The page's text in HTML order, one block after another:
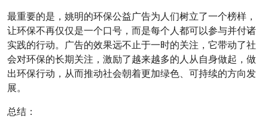
最重要的是，姚明的环保公益广告为人们树立了一个榜样，
让环保不再仅仅是一个口号，而是每个人都可以参与并付诸
实践的行动。广告的效果远不止于一时的关注，它带动了社
会对环保的长期关注，激励了越来越多的人从自身做起，做
出环保行动，从而推动社会朝着更加绿色、可持续的方向发
展。
总结：